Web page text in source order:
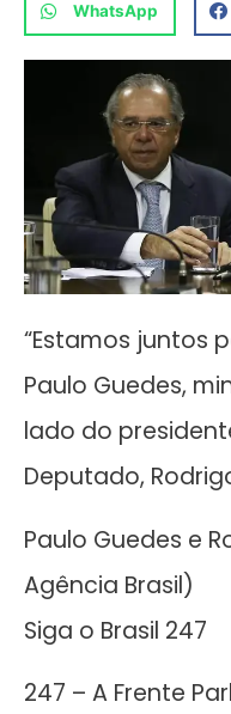
WhatsApp
“Estamos juntos
Paulo Guedes,
lado do
Deputado,
Paulo Guedes e
Agência Brasil)
Siga o Brasil 247
247 – A Frente